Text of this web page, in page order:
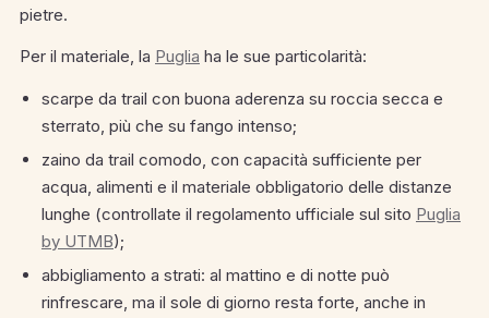
pietre.
Per il materiale, la Puglia ha le sue particolarità:
scarpe da trail con buona aderenza su roccia secca e
sterrato, più che su fango intenso;
zaino da trail comodo, con capacità sufficiente per
acqua, alimenti e il materiale obbligatorio delle distanze
lunghe (controllate il regolamento ufficiale sul sito Puglia
by UTMB);
abbigliamento a strati: al mattino e di notte può
rinfrescare, ma il sole di giorno resta forte, anche in